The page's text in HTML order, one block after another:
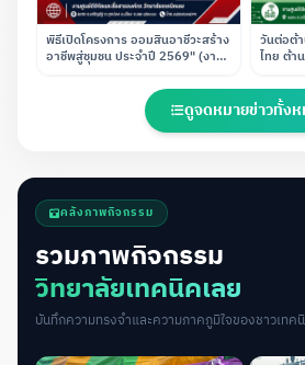
พิธีเปิดโครงการ ออมสินอาชีวะสร้าง
อาชีพสู่ชุมชน ประจำปี 2569" (งาน
ร่วมกับ ธนาคารออมสินภาค 10)
วันต่อต้
ไทย ต้า
เสพติด)
ดูจดหมายข่าวทั้ง
คลังภาพกิจกรรม
รวมภาพกิจกรรม
วิทยาลัยเทคนิคเลย
บันทึกความทรงจำและความภาคภูมิใจของชาวเทค